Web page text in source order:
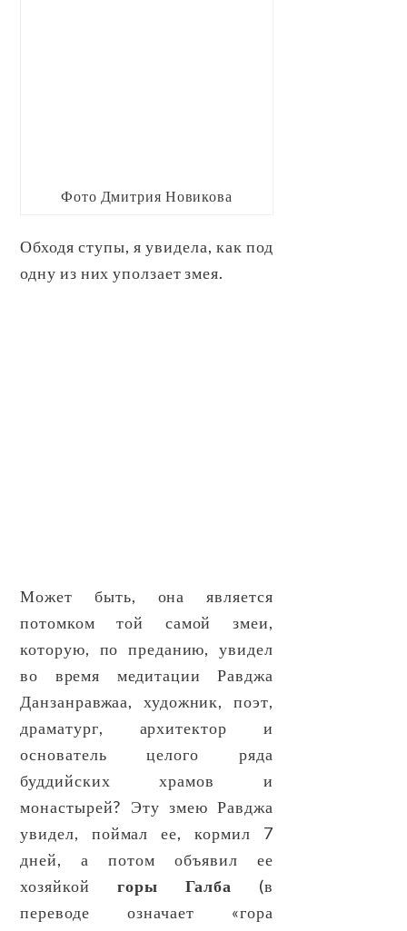
Фото Дмитрия Новикова
Обходя ступы, я увидела, как под
одну из них уползает змея.
Может быть, она является
потомком той самой змеи,
которую, по преданию, увидел
во время медитации Равджа
Данзанравжаа, художник, поэт,
драматург, архитектор и
основатель целого ряда
буддийских храмов и
монастырей? Эту змею Равджа
увидел, поймал ее, кормил 7
дней, а потом объявил ее
хозяйкой горы Галба (в
переводе означает «гора